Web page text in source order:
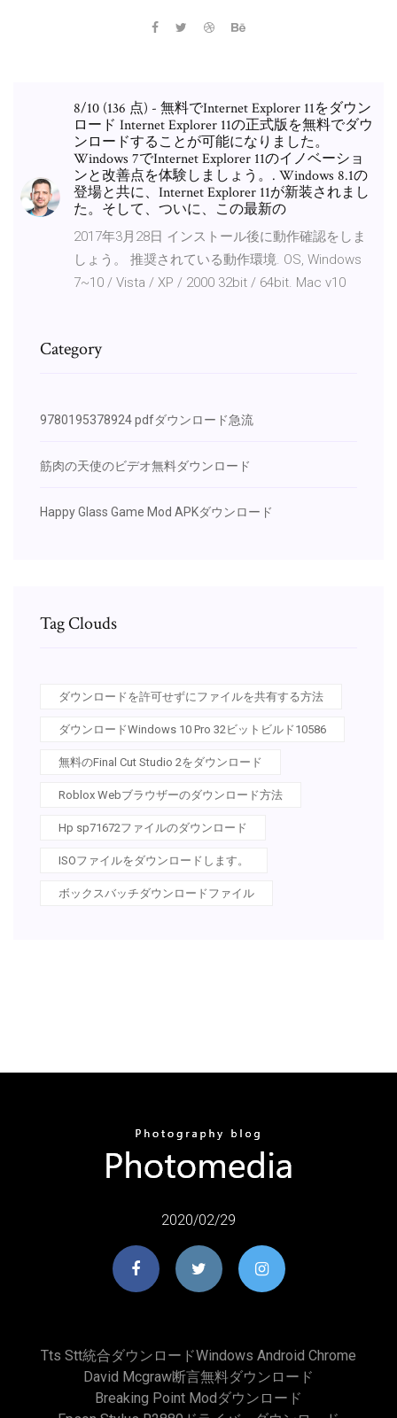
8/10 (136 点) - 無料でInternet Explorer 11をダウン
ロード Internet Explorer 11の正式版を無料でダウ
ンロードすることが可能になりました。
Windows 7でInternet Explorer 11のイノベーショ
ンと改善点を体験しましょう。. Windows 8.1の
登場と共に、Internet Explorer 11が新装されまし
た。そして、ついに、この最新の
2017年3月28日 インストール後に動作確認をしま
しょう。 推奨されている動作環境. OS, Windows
7~10 / Vista / XP / 2000 32bit / 64bit. Mac v10
Category
9780195378924 pdfダウンロード急流
筋肉の天使のビデオ無料ダウンロード
Happy Glass Game Mod APKダウンロード
Tag Clouds
ダウンロードを許可せずにファイルを共有する方法
ダウンロードWindows 10 Pro 32ビットビルド10586
無料のFinal Cut Studio 2をダウンロード
Roblox Webブラウザーのダウンロード方法
Hp sp71672ファイルのダウンロード
ISOファイルをダウンロードします。
ボックスバッチダウンロードファイル
2020/02/29
Tts Stt統合ダウンロードwindows Android Chrome
David Mcgraw断言無料ダウンロード
Breaking Point Modダウンロード